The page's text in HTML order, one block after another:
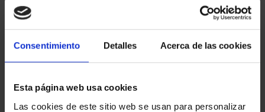
Consentimiento Detalles Acerca de las cookies
Esta página web usa cookies
Las cookies de este sitio web se usan para personalizar